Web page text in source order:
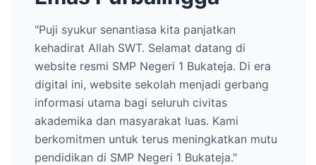
"Puji syukur senantiasa kita panjatkan
kehadirat Allah SWT. Selamat datang di
website resmi SMP Negeri 1 Bukateja. Di era
digital ini, website sekolah menjadi gerbang
informasi utama bagi seluruh civitas
akademika dan masyarakat luas. Kami
berkomitmen untuk terus meningkatkan mutu
pendidikan di SMP Negeri 1 Bukateja."